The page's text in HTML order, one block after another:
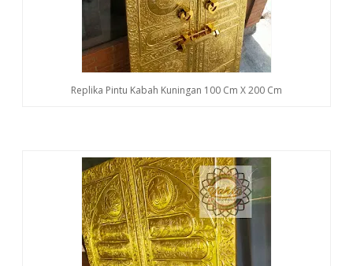
Replika Pintu Kabah Kuningan 100 Cm X 200 Cm